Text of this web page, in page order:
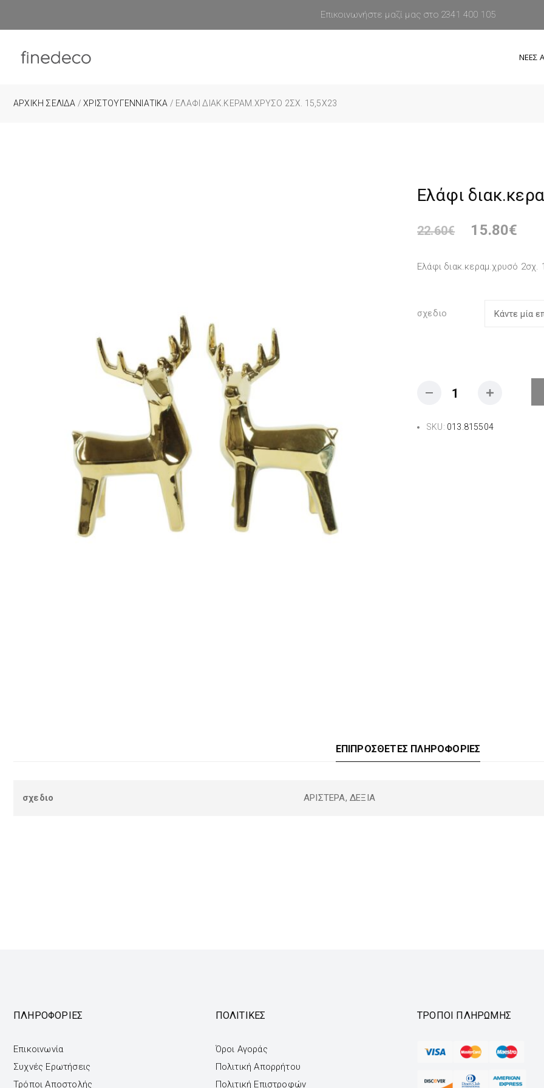
Επικοινωνήστε μαζί μας στο 2341 400 105
ΝΕΕΣ
ΑΡΧΙΚΉ ΣΕΛΊΔΑ /ΧΡΙΣΤΟΥΓΕΝΝΙΑΤΙΚΑ / ΕΛΆΦΙ ΔΙΑΚ.ΚΕΡΑΜ.ΧΡΥΣΌ 2ΣΧ. 15,5Χ23
Ελάφι
22.60€ 15.80€
Ελάφι διακ.κεραμ.χρυσό 2σχ.
σχεδιο
SKU: 013.815504
ΕΠΙΠΡΌΣΘΕΤΕΣ ΠΛΗΡΟΦΟΡΊΕΣ
σχεδιο ΑΡΙΣΤΕΡΑ, ΔΕΞΙΑ
ΠΛΗΡΟΦΟΡΙΕΣ
Επικοινωνία
Συχνές Ερωτήσεις
Τρόποι Αποστολής
ΠΟΛΙΤΙΚΕΣ
Όροι Αγοράς
Πολιτική Απορρήτου
Πολιτική Επιστροφών
ΤΡΌΠΟΙ ΠΛΗΡΩΜΉΣ